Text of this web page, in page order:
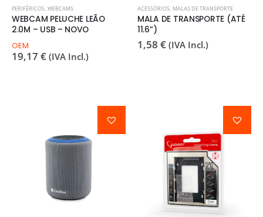
PERIFÉRICOS,WEBCAMS
WEBCAM PELUCHE LEÃO
2.0M – USB – NOVO
OEM
19,17 € (IVA Incl.)
ACESSÓRIOS, MALAS DE TRANSPORTE
MALA DE TRANSPORTE (ATÉ
11.6”)
1,58 € (IVA Incl.)